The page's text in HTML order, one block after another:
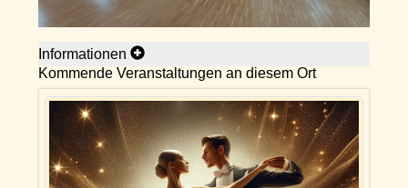
Informationen
Kommende Veranstaltungen an diesem Ort